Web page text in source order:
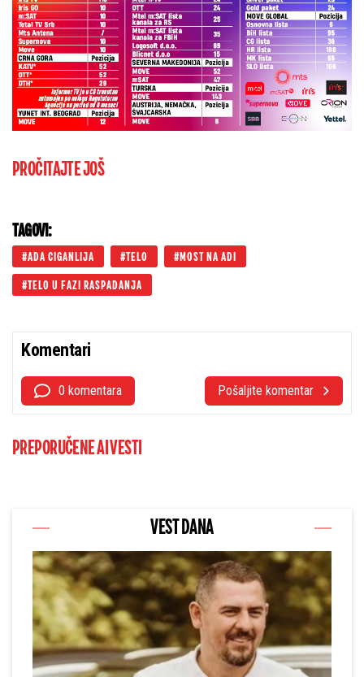
PROČITAJTE JOŠ
TAGOVI:
ADA CIGANLIJA TELO MOST NA ADI
TELO U FAZI RASPADANJA
Komentari
0 komentara Pošaljite komentar
PREPORUČENE AI VESTI
VEST DANA